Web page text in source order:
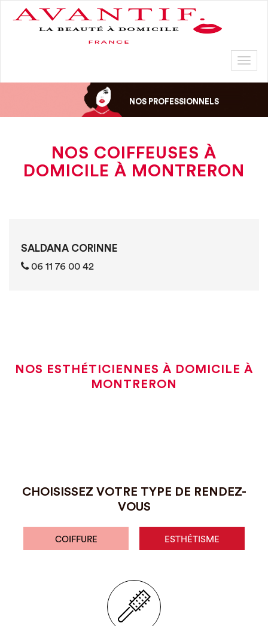
NOS PROFESSIONNELS
NOS COIFFEUSES À
DOMICILE À MONTRERON
SALDANA CORINNE
06 11 76 00 42
NOS ESTHÉTICIENNES À DOMICILE À
MONTRERON
CHOISISSEZ VOTRE TYPE DE RENDEZ-
VOUS
COIFFURE ESTHÉTISME